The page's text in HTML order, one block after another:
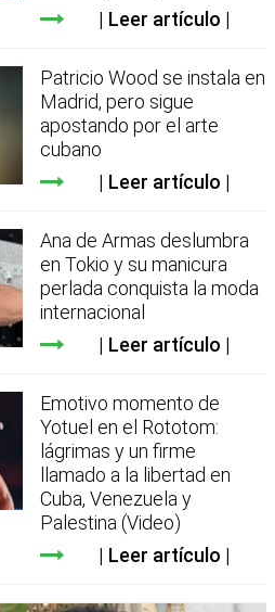
Leer artículo
Patricio Wood se instala en
Madrid, pero sigue
apostando por el arte
cubano
Leer artículo
Ana de Armas deslumbra
en Tokio y su manicura
perlada conquista la moda
internacional
Leer artículo
Emotivo momento de
Yotuel en el Rototom:
lágrimas y un firme
llamado a la libertad en
Cuba, Venezuela y
Palestina (Video)
Leer artículo